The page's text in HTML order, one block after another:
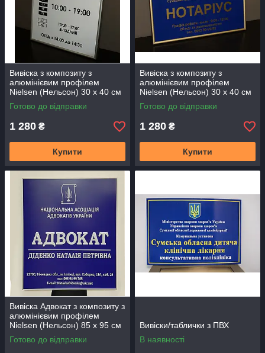
Вивіска з композиту з
алюмінієвим профілем
Nielsen (Нельсон) 30 х 40 см
Готово до відправки
1 280 ₴
Купити
Вивіска з композиту з
алюмінієвим профілем
Nielsen (Нельсон) 30 х 40 см
Готово до відправки
1 280 ₴
Купити
Вивіска Адвокат з композиту з
алюмінієвим профілем
Nielsen (Нельсон) 85 х 95 см
Ваш текст
Готово до відправки
Вивіски/таблички з ПВХ
В наявності